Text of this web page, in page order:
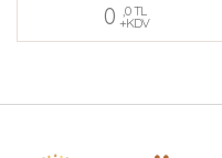
0 ,0 TL
+KDV